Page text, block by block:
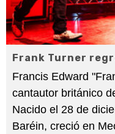
Frank Turner
Francis Edward
cantautor británico
Nacido el 28 de
Baréin, creció en